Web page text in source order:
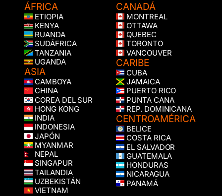
ÁFRICA
ETIOPIA
KENYA
RUANDA
SUDÁFRICA
TANZANIA
UGANDA
ASIA
CAMBOYA
CHINA
COREA DEL SUR
HONG KONG
INDIA
INDONESIA
JAPÓN
MYANMAR
NEPAL
SINGAPUR
TAILANDIA
UZBEKISTÁN
VIETNAM
CANADÁ
MONTREAL
OTTAWA
QUEBEC
TORONTO
VANCOUVER
CARIBE
CUBA
JAMAICA
PUERTO RICO
PUNTA CANA
REP. DOMINICANA
CENTROAMÉRICA
BELICE
COSTA RICA
EL SALVADOR
GUATEMALA
HONDURAS
NICARAGUA
PANAMÁ